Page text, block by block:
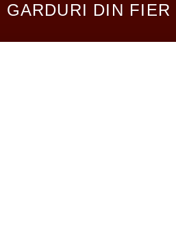
GARDURI DIN FIER